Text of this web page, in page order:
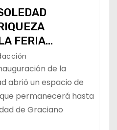
FERIA
de la
abrió un espacio de
permanecerá hasta
de Graciano